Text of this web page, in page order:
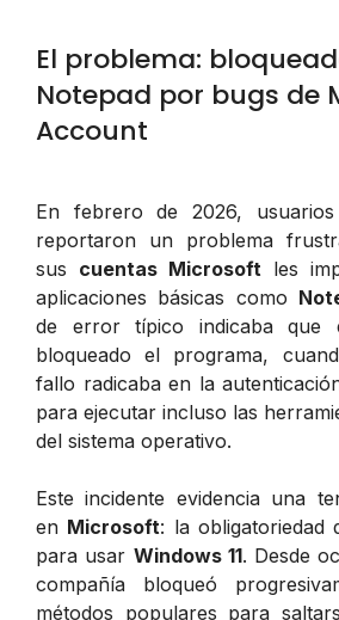
El problema:
Notepad por bugs de
Account
En febrero de 2026,
reportaron un problema
sus cuentas Microsoft les
aplicaciones básicas como
de error típico indicaba que
bloqueado el programa,
fallo radicaba en la
para ejecutar incluso las
del sistema operativo.
Este incidente evidencia una
en Microsoft: la obligatoriedad
para usar Windows 11. Desde
compañía bloqueó
métodos populares para